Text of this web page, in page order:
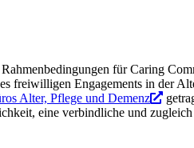
für Caring
freiwilligen Engagements in der
Alter, Pflege und Demenz
eine verbindliche und